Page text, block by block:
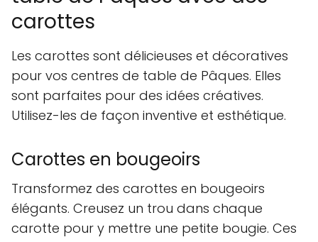
carottes
Les carottes sont délicieuses et décoratives
pour vos centres de table de Pâques. Elles
sont parfaites pour des idées créatives.
Utilisez-les de façon inventive et esthétique.
Carottes en bougeoirs
Transformez des carottes en bougeoirs
élégants. Creusez un trou dans chaque
carotte pour y mettre une petite bougie. Ces